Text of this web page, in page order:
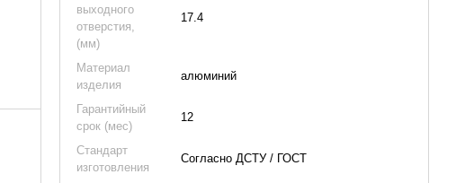
выходного
отверстия,
(мм)
17.4
Материал
изделия
алюминий
Гарантийный
срок (мес)
12
Стандарт
изготовления
Согласно ДСТУ / ГОСТ